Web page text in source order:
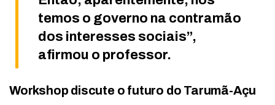
temos o governo na contramão
dos interesses sociais”,
afirmou o professor.
Workshop discute o futuro do Tarumã-Açu